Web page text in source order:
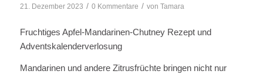
21. Dezember 2023 / 0 Kommentare / von Tamara
Fruchtiges Apfel-Mandarinen-Chutney Rezept und
Adventskalenderverlosung
Mandarinen und andere Zitrusfrüchte bringen nicht nur